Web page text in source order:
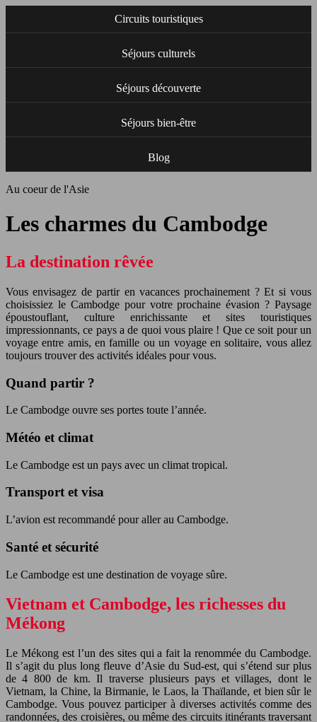
Circuits touristiques
Séjours culturels
Séjours découverte
Séjours bien-être
Blog
Au coeur de l'Asie
Les charmes du Cambodge
La destination rêvée
Vous envisagez de partir en vacances prochainement ? Et si vous
choisissiez le Cambodge pour votre prochaine évasion ? Paysage
époustouflant, culture enrichissante et sites touristiques
impressionnants, ce pays a de quoi vous plaire ! Que ce soit pour un
voyage entre amis, en famille ou un voyage en solitaire, vous allez
toujours trouver des activités idéales pour vous.
Quand partir ?
Le Cambodge ouvre ses portes toute l’année.
Météo et climat
Le Cambodge est un pays avec un climat tropical.
Transport et visa
L’avion est recommandé pour aller au Cambodge.
Santé et sécurité
Le Cambodge est une destination de voyage sûre.
Vietnam et Cambodge, les richesses du
Mékong
Le Mékong est l’un des sites qui a fait la renommée du Cambodge.
Il s’agit du plus long fleuve d’Asie du Sud-est, qui s’étend sur plus
de 4 800 de km. Il traverse plusieurs pays et villages, dont le
Vietnam, la Chine, la Birmanie, le Laos, la Thaïlande, et bien sûr le
Cambodge. Vous pouvez participer à diverses activités comme des
randonnées, des croisières, ou même des circuits itinérants traversant